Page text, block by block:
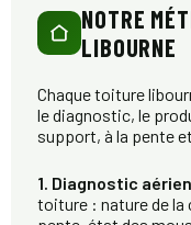
NOTRE
LIBOURNE
Chaque toiture
le diagnostic, le
support, à la pente
1. Diagnostic aérien
toiture : nature de la